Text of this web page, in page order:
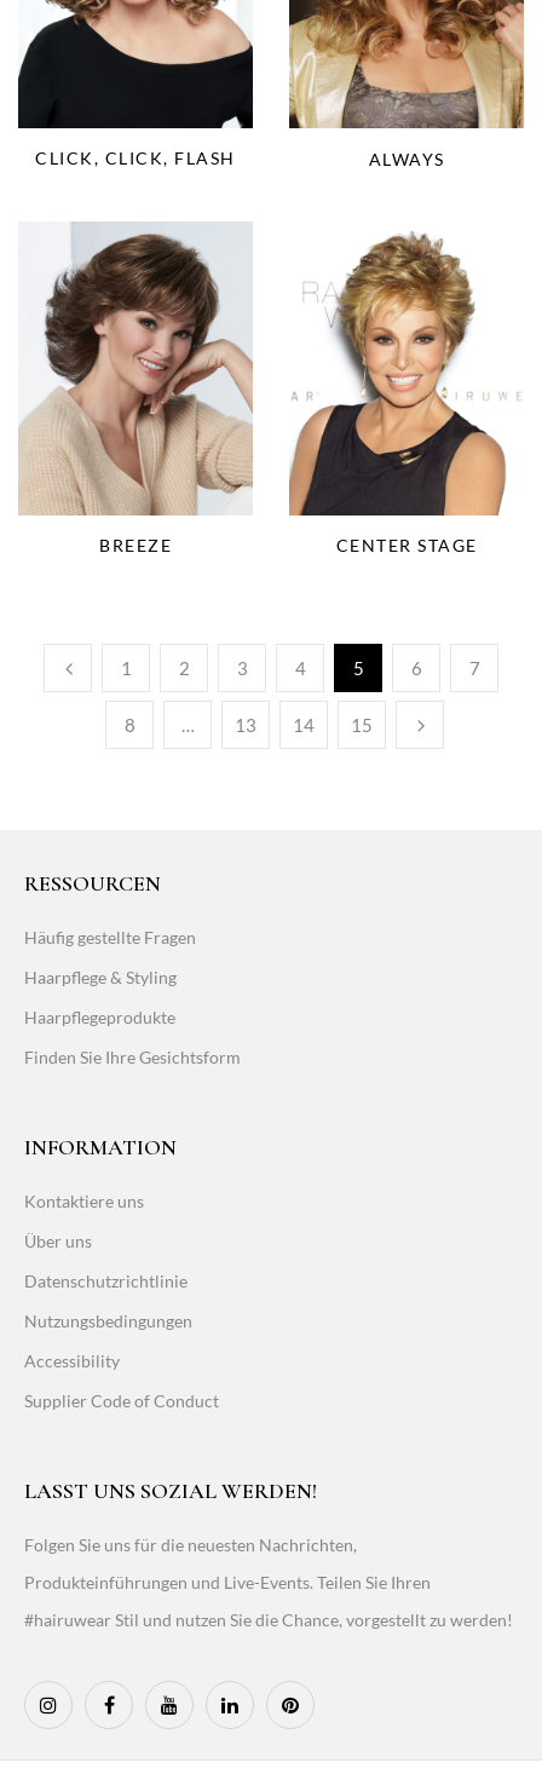
CLICK, CLICK, FLASH ALWAYS
BREEZE CENTER STAGE
1 2 3 4 5 6 7
8 13 14 15
RESSOURCEN
Häufig gestellte Fragen
Haarpflege & Styling
Haarpflegeprodukte
Finden Sie Ihre Gesichtsform
INFORMATION
Kontaktiere uns
Über uns
Datenschutzrichtlinie
Nutzungsbedingungen
Accessibility
Supplier Code of Conduct
LASST UNS SOZIAL WERDEN!
Folgen Sie uns für die neuesten Nachrichten,
Produkteinführungen und Live-Events. Teilen Sie Ihren
#hairuwear Stil und nutzen Sie die Chance, vorgestellt zu werden!